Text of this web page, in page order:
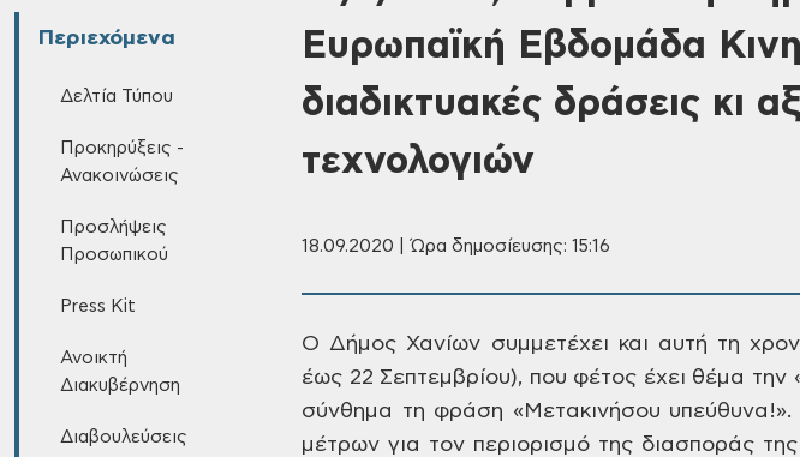
Περιεχόμενα
Δελτία Τύπου
Προκηρύξεις -
Ανακοινώσεις
Προσλήψεις
Προσωπικού
Press Kit
Ανοικτή
Διακυβέρνηση
Διαβουλεύσεις
Ευρωπαϊκή Εβδομάδα
διαδικτυακές δράσεις κι
τεχνολογιών
18.09.2020 | Ώρα δημοσίευσης: 15:16
Ο Δήμος Χανίων συμμετέχει και αυτή τη
έως 22 Σεπτεμβρίου), που φέτος έχει θέμα την
σύνθημα τη φράση «Μετακινήσου
μέτρων για τον περιορισμό της διασποράς